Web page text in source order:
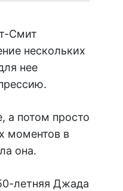
Смит
нескольких
нее
а потом просто
моментов в
она.
летняя Джада